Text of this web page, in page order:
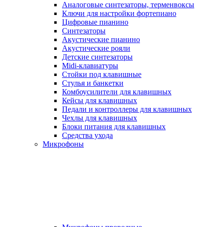
Аналоговые синтезаторы, терменвоксы
Ключи для настройки фортепиано
Цифровые пианино
Синтезаторы
Акустические пианино
Акустические рояли
Детские синтезаторы
Midi-клавиатуры
Стойки под клавишные
Стулья и банкетки
Комбоусилители для клавишных
Кейсы для клавишных
Педали и контроллеры для клавишных
Чехлы для клавишных
Блоки питания для клавишных
Средства ухода
Микрофоны